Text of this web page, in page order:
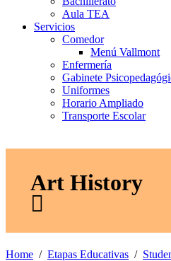
Aula TEA
Servicios
Comedor
Menú Vallmont
Enfermería
Gabinete
Uniformes
Horario Ampliado
Transporte Escolar
Art History
Home Etapas Educativas